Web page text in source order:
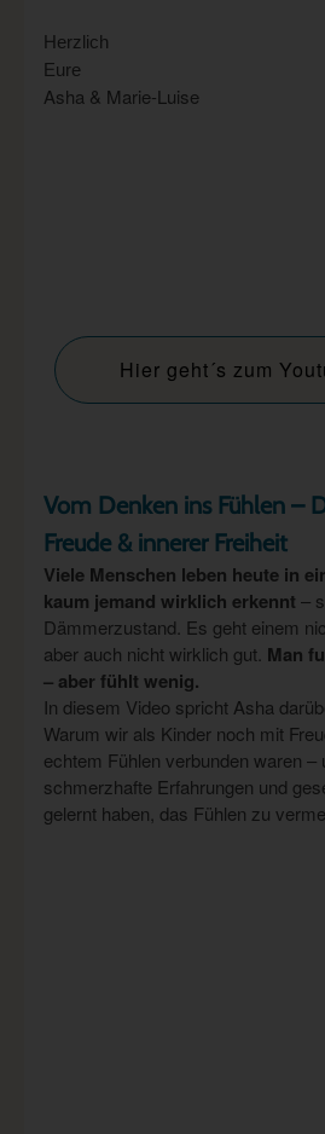
Herzlich
Eure
Asha & Marie-Luise
Hier geht´s zum
Vom Denken ins Fühlen –
Freude & innerer Freiheit
Viele Menschen leben heute in
kaum jemand wirklich erkennt –
Dämmerzustand. Es geht einem
aber auch nicht wirklich gut. Man
– aber fühlt wenig.
In diesem Video spricht Asha
Warum wir als Kinder noch mit
echtem Fühlen verbunden waren –
schmerzhafte Erfahrungen und
gelernt haben, das Fühlen zu